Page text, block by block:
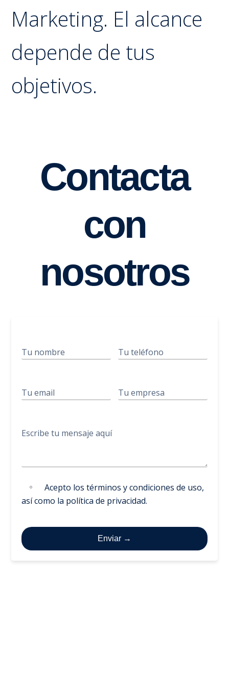
Marketing. El alcance
depende de tus
objetivos.
Contacta
con
nosotros
Acepto lostérminos y condiciones de uso,
así como la política de privacidad.